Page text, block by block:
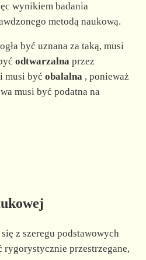
wynikiem badania
metodą naukową.
być uznana za taką, musi
odtwarzalnaprzez
musi być obalalna, ponieważ
musi być podatna na
z szeregu podstawowych
rygorystycznie przestrzegane,